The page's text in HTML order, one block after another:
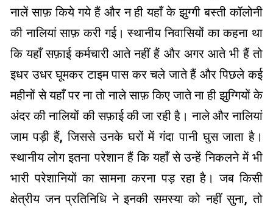
नालें साफ़ किये गये हैं और न ही यहाँ के झुग्गी बस्ती कॉलोनी
की नालियां साफ़ करी गई। स्थानीय निवासियों का कहना था
कि यहाँ सफ़ाई कर्मचारी आते नहीं हैं और अगर आते भी हैं तो
इधर उधर घूमकर टाइम पास कर चले जाते हैं और पिछले कई
महीनों से यहाँ पर ना तो नाले साफ़ किए जाते ना ही झुग्गियों के
अंदर की नालियों की सफ़ाई की जा रही है। नाले और नालियां
जाम पड़ी हैं, जिससे उनके घरों में गंदा पानी घुस जाता है।
स्थानीय लोग इतना परेशान हैं कि यहाँ से उन्हें निकलने में भी
भारी परेशानियों का सामना करना पड़ रहा है। जब किसी
क्षेत्रीय जन प्रतिनिधि ने इनकी समस्या को नहीं सुना, तो